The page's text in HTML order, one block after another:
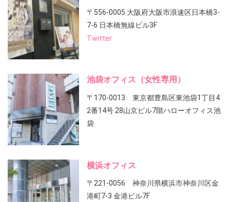
〒556-0005 大阪府大阪市浪速区日本橋3-
7-6 日本橋無線ビル3F
Twitter
池袋オフィス（女性専用）
〒170-0013 東京都豊島区東池袋1丁目4
2番14号 28山京ビル7階ハローオフィス池
袋
横浜オフィス
〒221-0056 神奈川県横浜市神奈川区金
港町7-3 金港ビル7F